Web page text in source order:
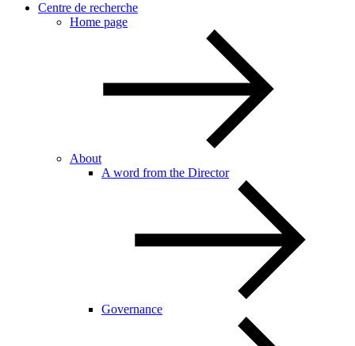
Centre de recherche
Home page
About
A word from the Director
Governance